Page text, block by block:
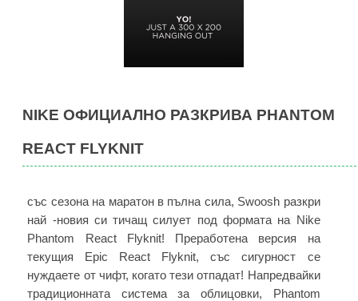
NIKE ОФИЦИАЛНО РАЗКРИВА PHANTOM
REACT FLYKNIT
със сезона на маратон в пълна сила, Swoosh разкри
най -новия си тичащ силует под формата на Nike
Phantom React Flyknit! Преработена версия на
текущия Epic React Flyknit, със сигурност се
нуждаете от чифт, когато тези отпадат! Напредвайки
традиционната система за облицовки, Phantom